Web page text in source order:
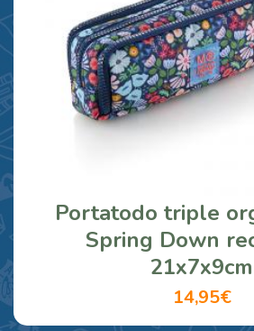
Portatodo triple
Spring Down
21x7x9cm
14,95€